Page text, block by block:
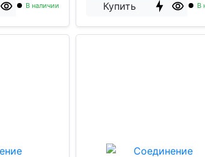
В наличии
Купить
В